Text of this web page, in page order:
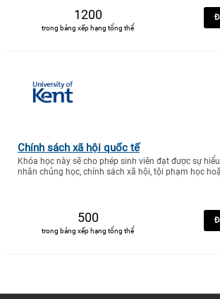
1200
trong bảng xếp hạng tổng thể
Chính sách xã hội quốc tế
Khóa học này sẽ cho phép sinh viên đạt được sự
nhân chủng học, chính sách xã hội, tội phạm học
500
trong bảng xếp hạng tổng thể